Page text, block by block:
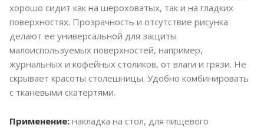
хорошо сидит как на шероховатых, так и на гладких
поверхностях. Прозрачность и отсутствие рисунка
делают ее универсальной для защиты
малоиспользуемых поверхностей, например,
журнальных и кофейных столиков, от влаги и грязи. Не
скрывает красоты столешницы. Удобно комбинировать
с тканевыми скатертями.
Применение: накладка на стол, для пищевого